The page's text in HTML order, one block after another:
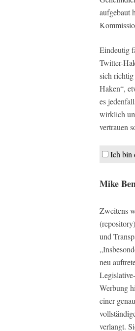
aufgebaut
Eindeutig
Twitter-
sich richtig
Haken“,
es
wirklich
vertrauen
Ich bin
Mike
Zweitens
und
neu
Werbung
einer
verlangt.